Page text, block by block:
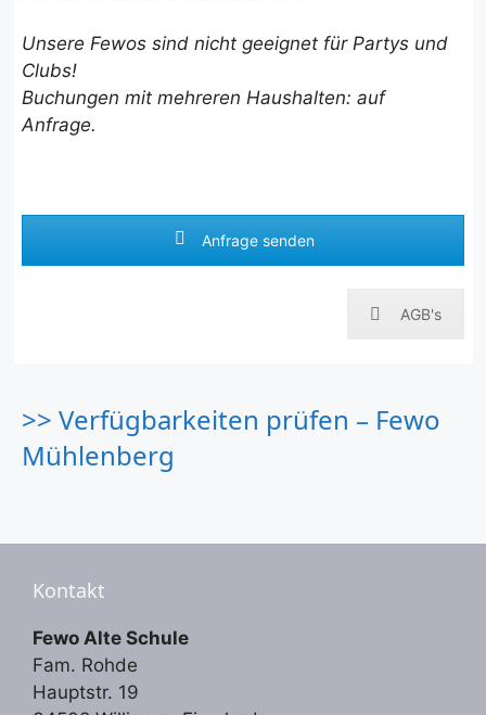
Unsere Fewos sind nicht geeignet für Partys und
Clubs!
Buchungen mit mehreren Haushalten: auf
Anfrage.
Anfrage senden
AGB's
>> Verfügbarkeiten prüfen – Fewo
Mühlenberg
Kontakt
Fewo Alte Schule
Fam. Rohde
Hauptstr. 19